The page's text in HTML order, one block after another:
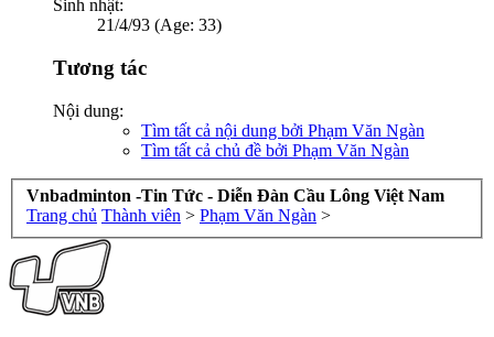
Sinh nhật:
21/4/93 (Age: 33)
Tương tác
Nội dung:
Tìm tất cả nội dung bởi Phạm Văn Ngàn
Tìm tất cả chủ đề bởi Phạm Văn Ngàn
Vnbadminton -Tin Tức - Diễn Đàn Cầu Lông Việt Nam
Trang chủ Thành viên > Phạm Văn Ngàn >